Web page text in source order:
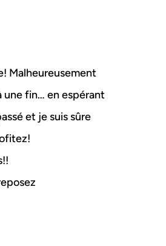
Malheureusement
une fin… en espérant
et je suis sûre